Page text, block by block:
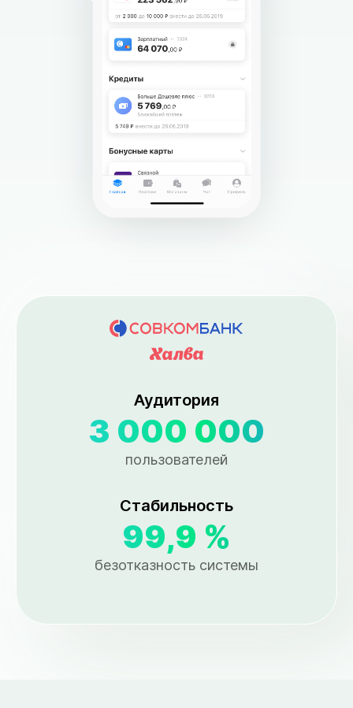
Аудитория
3 000 000
пользователей
Стабильность
99,9 %
безотказность системы